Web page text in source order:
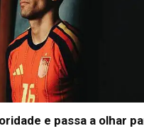
e passa a olhar